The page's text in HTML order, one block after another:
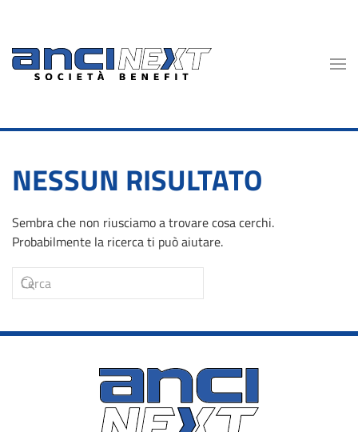
Skip to main content
NESSUN RISULTATO
Sembra che non riusciamo a trovare cosa cerchi.
Probabilmente la ricerca ti può aiutare.